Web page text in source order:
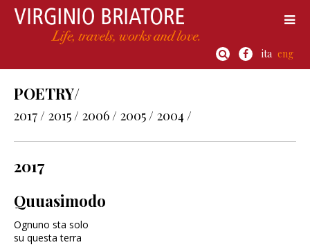
ita eng
POETRY/
2017 / 2015 / 2006 / 2005 / 2004 /
2017
Quuasimodo
Ognuno sta solo
su questa terra